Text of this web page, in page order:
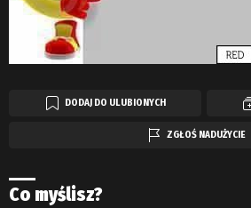
DODAJ DO ULUBIONYCH
ZGŁOŚ NADUŻYCIE
Co myślisz?